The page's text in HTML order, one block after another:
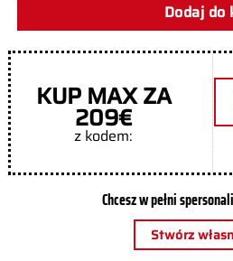
Dodaj do
KUP MAX ZA
209€
z kodem:
Chcesz w pełni
Stwórz